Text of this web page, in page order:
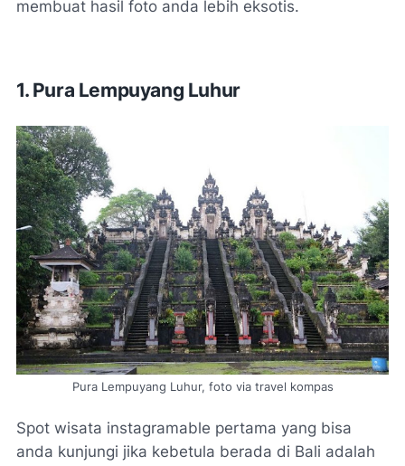
membuat hasil foto anda lebih eksotis.
1. Pura Lempuyang Luhur
Pura Lempuyang Luhur, foto via travel kompas
Spot wisata instagramable pertama yang bisa
anda kunjungi jika kebetula berada di Bali adalah